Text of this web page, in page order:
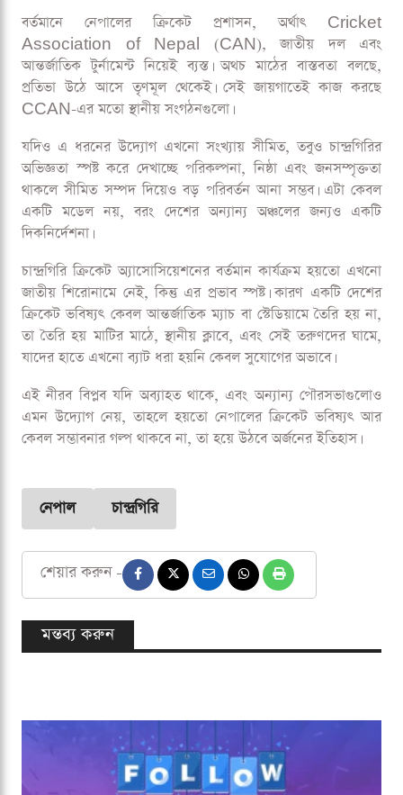
বর্তমানে নেপালের ক্রিকেট প্রশাসন, অর্থাৎ Cricket
Association of Nepal (CAN), জাতীয় দল এবং
আন্তর্জাতিক টুর্নামেন্ট নিয়েই ব্যস্ত। অথচ মাঠের বাস্তবতা বলছে,
প্রতিভা উঠে আসে তৃণমূল থেকেই। সেই জায়গাতেই কাজ করছে
CCAN-এর মতো স্থানীয় সংগঠনগুলো।
যদিও এ ধরনের উদ্যোগ এখনো সংখ্যায় সীমিত, তবুও চান্দ্রগিরির
অভিজ্ঞতা স্পষ্ট করে দেখাচ্ছে পরিকল্পনা, নিষ্ঠা এবং জনসম্পৃক্ততা
থাকলে সীমিত সম্পদ দিয়েও বড় পরিবর্তন আনা সম্ভব। এটা কেবল
একটি মডেল নয়, বরং দেশের অন্যান্য অঞ্চলের জন্যও একটি
দিকনির্দেশনা।
চান্দ্রগিরি ক্রিকেট অ্যাসোসিয়েশনের বর্তমান কার্যক্রম হয়তো এখনো
জাতীয় শিরোনামে নেই, কিন্তু এর প্রভাব স্পষ্ট। কারণ একটি দেশের
ক্রিকেট ভবিষ্যৎ কেবল আন্তর্জাতিক ম্যাচ বা স্টেডিয়ামে তৈরি হয় না,
তা তৈরি হয় মাটির মাঠে, স্থানীয় ক্লাবে, এবং সেই তরুণদের ঘামে,
যাদের হাতে এখনো ব্যাট ধরা হয়নি কেবল সুযোগের অভাবে।
এই নীরব বিপ্লব যদি অব্যাহত থাকে, এবং অন্যান্য পৌরসভাগুলোও
এমন উদ্যোগ নেয়, তাহলে হয়তো নেপালের ক্রিকেট ভবিষ্যৎ আর
কেবল সম্ভাবনার গল্প থাকবে না, তা হয়ে উঠবে অর্জনের ইতিহাস।
নেপাল চান্দ্রগিরি
শেয়ার করুন -
মন্তব্য করুন